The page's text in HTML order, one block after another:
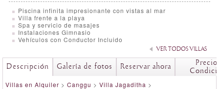
Piscina infinita impresionante con vistas al mar
Villa frente a la playa
Spa y servicio de masajes
Instalaciones Gimnasio
Vehículos con Conductor Incluido
VER TODOS VILLAS
Descripción Galería de fotos Reservar ahora
Villas en Alquiler > Canggu > Villa Jagaditha >